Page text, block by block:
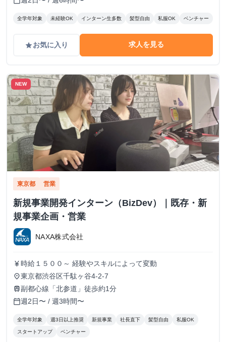
全学年対象 未経験OK インターン生多数 髪型自由 私服OK ベンチャー
gradeお気に入り 求人を見る
NEW
東京都 営業
新規事業開発インターン（BizDev）｜既存・新
規事業企画・営業
NAXA株式会社
currency_yen 時給１５００～ 経験やスキルによって変動
place東京都渋谷区千駄ヶ谷4-2-7
train副都心線「北参道」徒歩約1分
calendar_today週2日〜 / 週3時間〜
全学年対象 週3日以上推奨 新規事業 社長直下 髪型自由 私服OK
スタートアップ ベンチャー